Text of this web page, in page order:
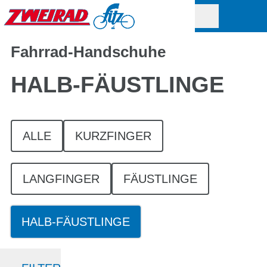
Fahrrad-Handschuhe
HALB-FÄUSTLINGE
ALLE KURZFINGER
LANGFINGER FÄUSTLINGE
HALB-FÄUSTLINGE